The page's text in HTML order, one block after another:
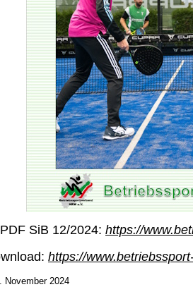
SiB 12/2024: https://
https://
November 2024